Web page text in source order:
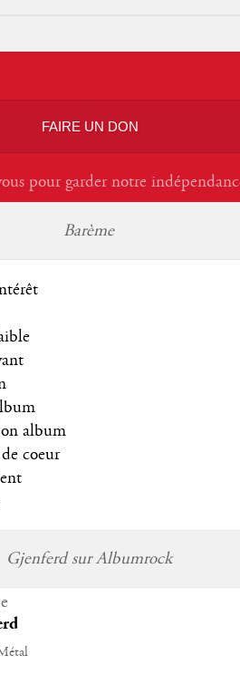
FAIRE UN DON
pour garder notre
Barème
album
coeur
Gjenferd sur Albumrock